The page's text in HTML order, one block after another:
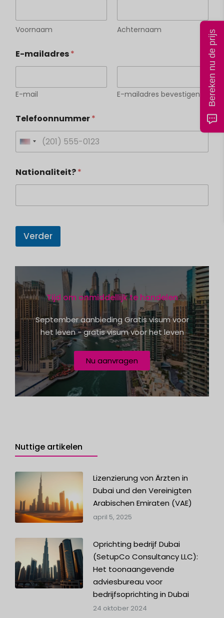
Voornaam Achternaam
E-mailadres*
E-mail E-mailadres bevestigen
Telefoonnummer*
U
i
t
e
s
+
1
o
f
Nationaliteit?*
Verder
Tijd om onmiddellijk te handelen
September aanbieding Gratis visum voor
het leven - gratis visum voor het leven
Nu aanvragen
Nuttige artikelen
Lizenzierung von Ärzten in
Dubai und den Vereinigten
Arabischen Emiraten (VAE)
april 5, 2025
Oprichting bedrijf Dubai
(SetupCo Consultancy LLC):
Het toonaangevende
adviesbureau voor
bedrijfsoprichting in Dubai
24 oktober 2024
Bereken nu de prijs